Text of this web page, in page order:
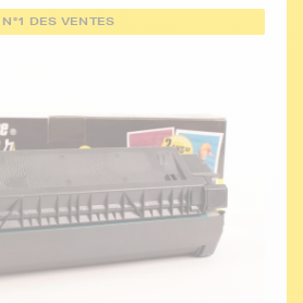
N°1 DES VENTES